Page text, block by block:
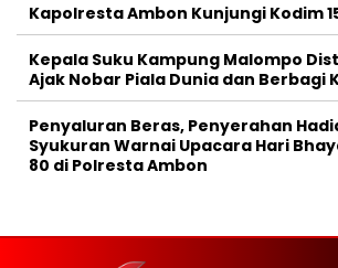
Kapolresta Ambon Kunjungi Kodim
Kepala Suku Kampung Malompo
Ajak Nobar Piala Dunia dan Berbagi
Penyaluran Beras, Penyerahan
Syukuran Warnai Upacara Hari
80 di Polresta Ambon